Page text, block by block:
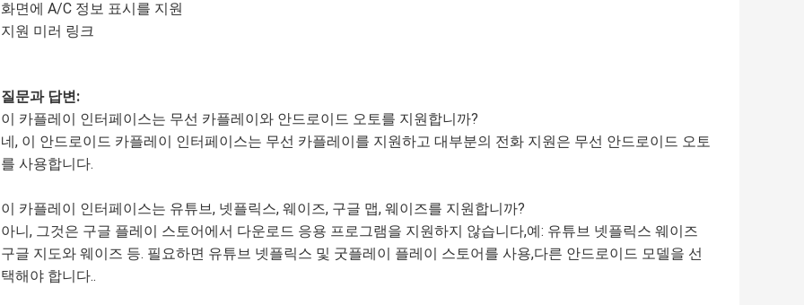
화면에 A/C 정보 표시를 지원
지원 미러 링크
질문과 답변:
이 카플레이 인터페이스는 무선 카플레이와 안드로이드 오토를 지원합니까?
네, 이 안드로이드 카플레이 인터페이스는 무선 카플레이를 지원하고 대부분의 전화 지원은 무선 안드로이드 오토
를 사용합니다.
이 카플레이 인터페이스는 유튜브, 넷플릭스, 웨이즈, 구글 맵, 웨이즈를 지원합니까?
아니, 그것은 구글 플레이 스토어에서 다운로드 응용 프로그램을 지원하지 않습니다,예: 유튜브 넷플릭스 웨이즈
구글 지도와 웨이즈 등. 필요하면 유튜브 넷플릭스 및 굿플레이 플레이 스토어를 사용,다른 안드로이드 모델을 선
택해야 합니다..